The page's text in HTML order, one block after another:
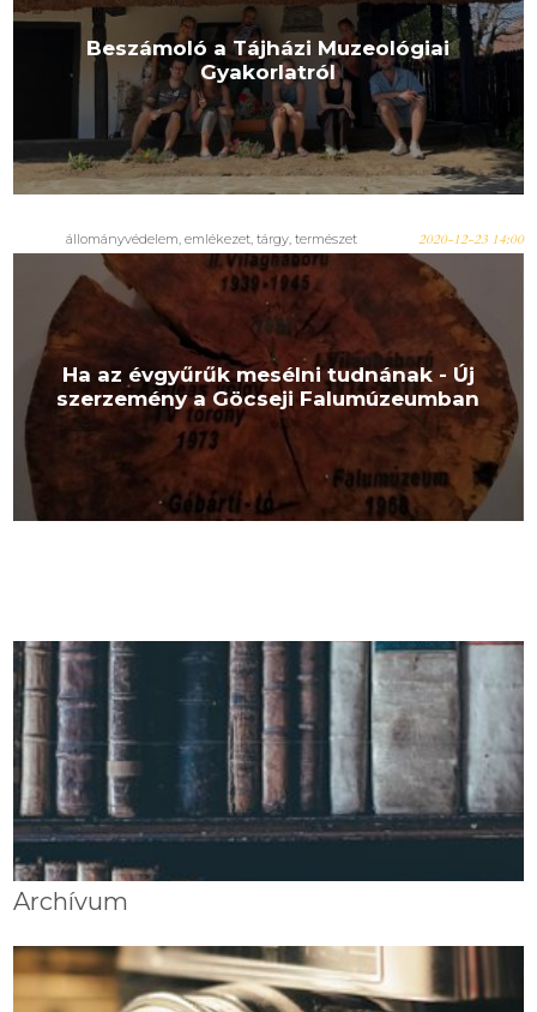
Beszámoló a Tájházi Muzeológiai
Gyakorlatról
állományvédelem, emlékezet, tárgy, természet 2020-12-23 14:00
Ha az évgyűrűk mesélni tudnának - Új
szerzemény a Göcseji Falumúzeumban
Archívum